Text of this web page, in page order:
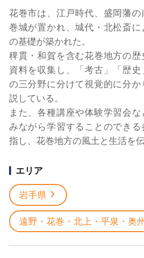
花巻市は、江戸時代、盛岡藩
巻城が置かれ、城代・北松斎
の基礎が築かれた。
稗貫・和賀を含む花巻地方の歴
資料を収集し、「考古」「歴史
の三分野に分けて視覚的に分
説している。
また、各種講座や体験学習会
みながら学習することのできる
指し、花巻地方の風土と生活を伝
エリア
岩手県
遠野・花巻・北上・平泉・奥